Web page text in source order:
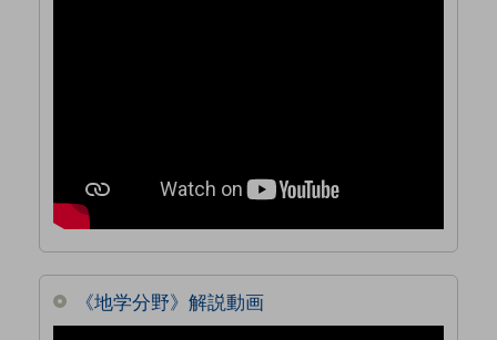
《地学分野》解説動画